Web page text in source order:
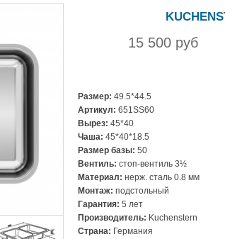
15 500 руб
Размер: 49.5*44.5
Артикул: 651SS60
Вырез: 45*40
Чаша: 45*40*18.5
Размер базы: 50
Вентиль: стоп-вентиль 3½
Материал: нерж. сталь 0.8 мм
Монтаж: подстольный
Гарантия: 5 лет
Производитель: Kuchenstern
Страна: Германия